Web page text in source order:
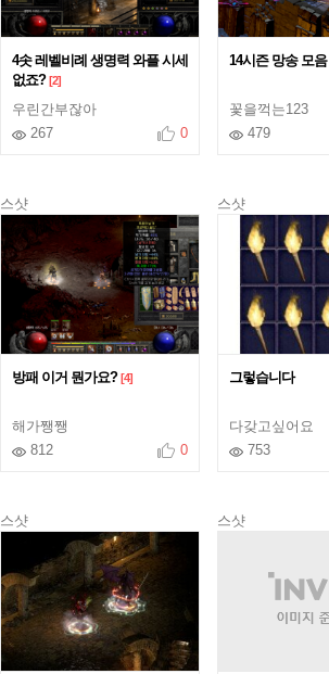
4솟 레벨비례 생명력 와플 시세
없죠?[2]
우린간부잖아
267
0
14시즌 망송 모음
꽃을꺽는123
479
스샷
방패 이거 뭔가요?[4]
해가쨍쨍
812
0
스샷
그렇습니다
다갖고싶어요
753
스샷 스샷